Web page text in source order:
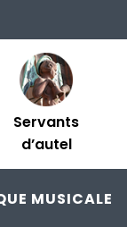
Servants
d’autel
MUSICALE